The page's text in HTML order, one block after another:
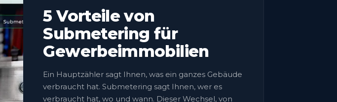
5 Vorteile von
Submetering für
Gewerbeimmobilien
Ein Hauptzähler sagt Ihnen, was ein ganzes Gebäude
verbraucht hat. Submetering sagt Ihnen, wer es
verbraucht hat, wo und wann. Dieser Wechsel, von